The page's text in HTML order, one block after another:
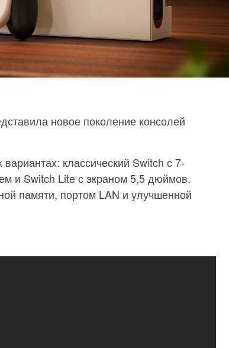
новое поколение консолей
классический Switch с 7-
и Switch Lite с экраном 5,5 дюймов.
памяти, портом LAN и улучшенной